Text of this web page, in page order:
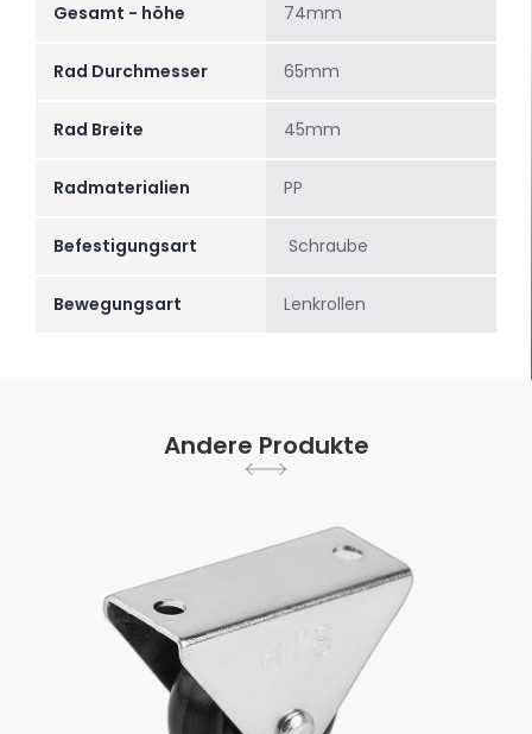
Gesamt - höhe 74mm
Rad Durchmesser 65mm
Rad Breite 45mm
Radmaterialien PP
Befestigungsart Schraube
Bewegungsart Lenkrollen
Andere Produkte